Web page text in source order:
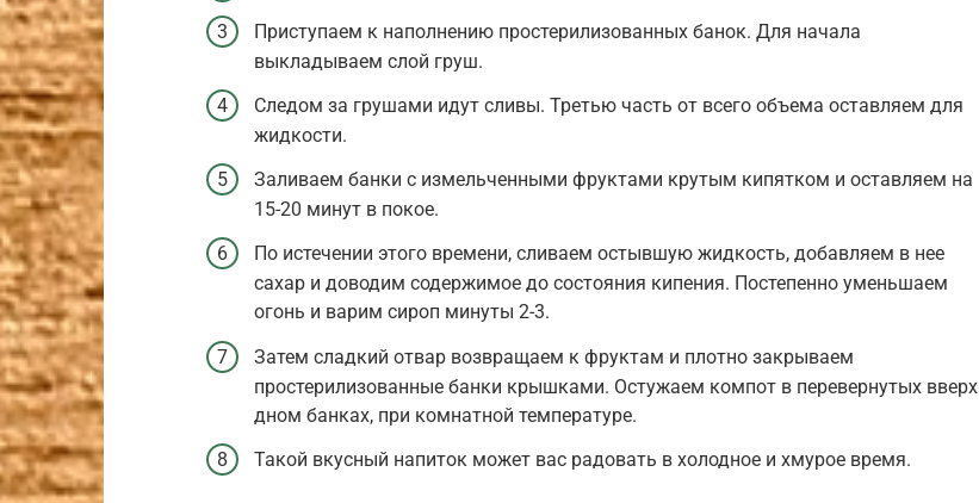
Приступаем к наполнению простерилизованных банок. Для начала
выкладываем слой груш.
Следом за грушами идут сливы. Третью часть от всего объема оставляем для
жидкости.
Заливаем банки с измельченными фруктами крутым кипятком и оставляем на
15-20 минут в покое.
По истечении этого времени, сливаем остывшую жидкость, добавляем в нее
сахар и доводим содержимое до состояния кипения. Постепенно уменьшаем
огонь и варим сироп минуты 2-3.
Затем сладкий отвар возвращаем к фруктам и плотно закрываем
простерилизованные банки крышками. Остужаем компот в перевернутых вверх
дном банках, при комнатной температуре.
Такой вкусный напиток может вас радовать в холодное и хмурое время.